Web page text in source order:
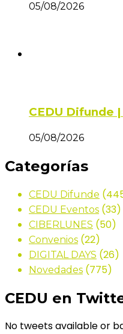
05/08/2026
CEDU Difunde
05/08/2026
Categorías
CEDU Difunde
CEDU Eventos (33)
CIBERLUNES (50)
Convenios (22)
DIGITAL DAYS (26)
Novedades (775)
CEDU en
No tweets available or